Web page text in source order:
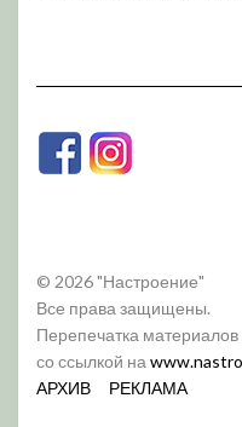
© 2026 "Настроение"
Все права защищены.
Перепечатка материалов
со ссылкой на
АРХИВ
РЕКЛАМА